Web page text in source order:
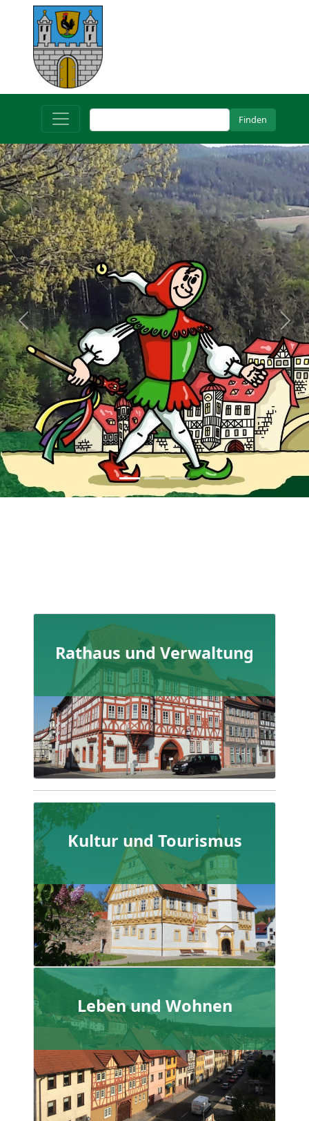
Previous Next
Rathaus und Verwaltung
Kultur und Tourismus
Leben und Wohnen